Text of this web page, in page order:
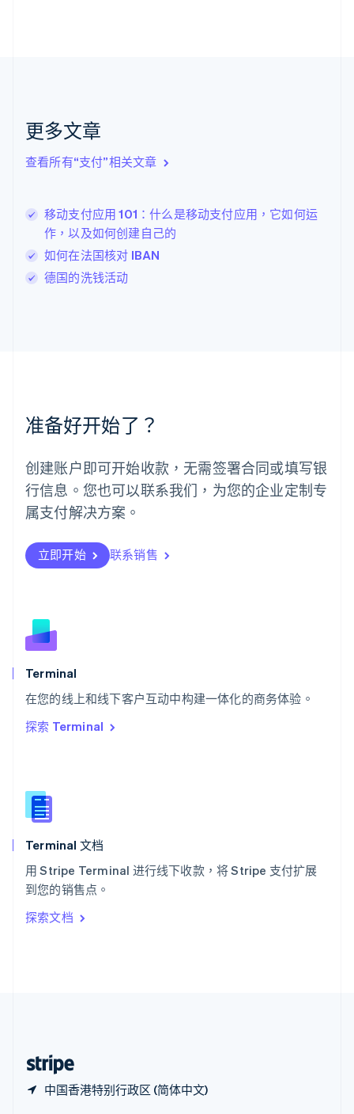
更多文章
查看所有“支付”相关文章
移动支付应用 101：什么是移动支付应用，它如何运
作，以及如何创建自己的
如何在法国核对 IBAN
德国的洗钱活动
准备好开始了？
创建账户即可开始收款，无需签署合同或填写银
行信息。您也可以联系我们，为您的企业定制专
属支付解决方案。
立即开始 联系销售
Terminal
在您的线上和线下客户互动中构建一体化的商务体验。
探索 Terminal
Terminal 文档
用 Stripe Terminal 进行线下收款，将 Stripe 支付扩展
到您的销售点。
探索文档
中国香港特别行政区 (简体中文)
English Italiano
拉脱维亚
立陶宛
DeutschEnglish
卢森堡
罗马尼亚
English
挪威
葡萄牙
Português English
日本
日本語English
瑞典
瑞士
DeutschFrançais
斯洛伐克
English
斯洛文尼亚
泰国
ไทยEnglish
English
English
新西兰
匈牙利
意大利
ItalianoEnglish
印度
English